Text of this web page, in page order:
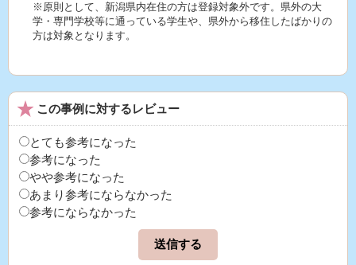
※原則として、新潟県内在住の方は登録対象外です。県外の大
学・専門学校等に通っている学生や、県外から移住したばかりの
方は対象となります。
この事例に対するレビュー
とても参考になった
参考になった
やや参考になった
あまり参考にならなかった
参考にならなかった